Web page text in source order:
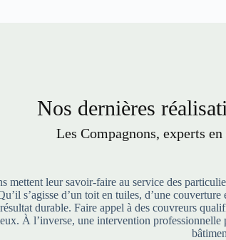
Nos dernières
Les Compagnons, experts
mettent leur savoir-faire au service des
s’agisse d’un toit en tuiles, d’une
durable. Faire appel à des couvreurs
À l’inverse, une intervention